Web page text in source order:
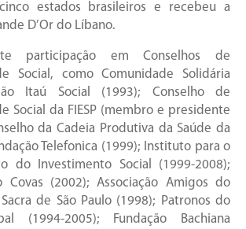
estados brasileiros e recebeu a
D’Or do Líbano.
participação em Conselhos de
Social, como Comunidade Solidária
Itaú Social (1993); Conselho de
Social da FIESP (membro e presidente
da Cadeia Produtiva da Saúde da
Telefonica (1999); Instituto para o
do Investimento Social (1999-2008);
Covas (2002); Associação Amigos do
de São Paulo (1998); Patronos do
(1994-2005); Fundação Bachiana